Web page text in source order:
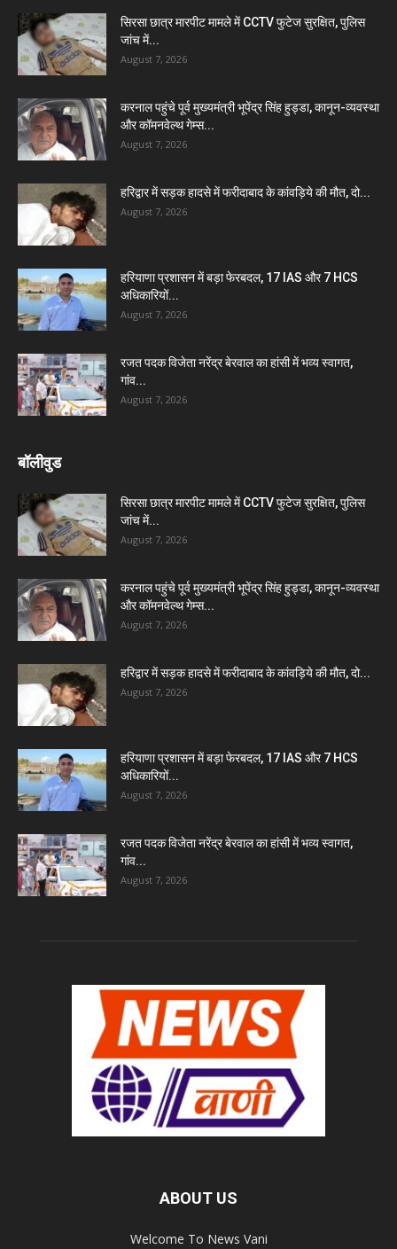
सिरसा छात्र मारपीट मामले में CCTV फुटेज सुरक्षित, पुलिस
जांच में...
August 7, 2026
करनाल पहुंचे पूर्व मुख्यमंत्री भूपेंद्र सिंह हुड्डा, कानून-व्यवस्था
और कॉमनवेल्थ गेम्स...
August 7, 2026
हरिद्वार में सड़क हादसे में फरीदाबाद के कांवड़िये की मौत, दो...
August 7, 2026
हरियाणा प्रशासन में बड़ा फेरबदल, 17 IAS और 7 HCS
अधिकारियों...
August 7, 2026
रजत पदक विजेता नरेंद्र बेरवाल का हांसी में भव्य स्वागत,
गांव...
August 7, 2026
बॉलीवुड
सिरसा छात्र मारपीट मामले में CCTV फुटेज सुरक्षित, पुलिस
जांच में...
August 7, 2026
करनाल पहुंचे पूर्व मुख्यमंत्री भूपेंद्र सिंह हुड्डा, कानून-व्यवस्था
और कॉमनवेल्थ गेम्स...
August 7, 2026
हरिद्वार में सड़क हादसे में फरीदाबाद के कांवड़िये की मौत, दो...
August 7, 2026
हरियाणा प्रशासन में बड़ा फेरबदल, 17 IAS और 7 HCS
अधिकारियों...
August 7, 2026
रजत पदक विजेता नरेंद्र बेरवाल का हांसी में भव्य स्वागत,
गांव...
August 7, 2026
ABOUT US
Welcome To News Vani